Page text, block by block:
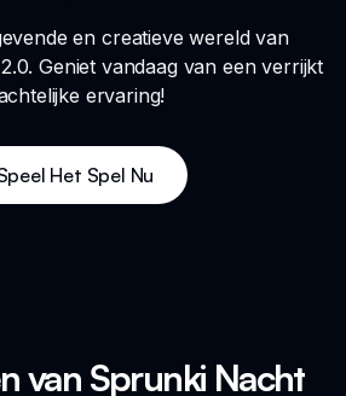
en creatieve wereld van
Geniet vandaag van een verrijkt
ervaring!
Het Spel Nu
van Sprunki Nacht